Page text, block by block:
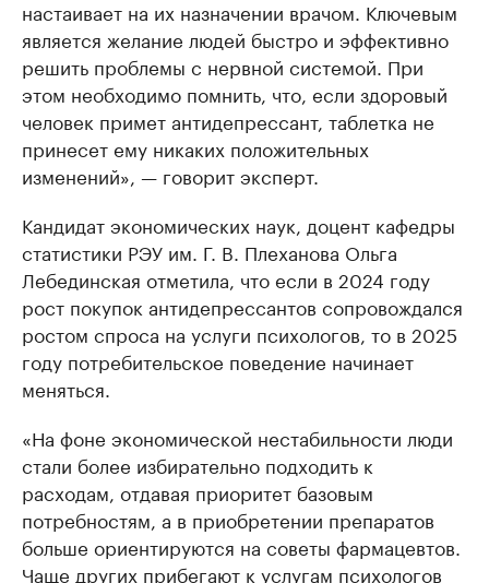
настаивает на их назначении врачом. Ключевым
является желание людей быстро и эффективно
решить проблемы с нервной системой. При
этом необходимо помнить, что, если здоровый
человек примет антидепрессант, таблетка не
принесет ему никаких положительных
изменений», — говорит эксперт.
Кандидат экономических наук, доцент кафедры
статистики РЭУ им. Г. В. Плеханова Ольга
Лебединская отметила, что если в 2024 году
рост покупок антидепрессантов сопровождался
ростом спроса на услуги психологов, то в 2025
году потребительское поведение начинает
меняться.
«На фоне экономической нестабильности люди
стали более избирательно подходить к
расходам, отдавая приоритет базовым
потребностям, а в приобретении препаратов
больше ориентируются на советы фармацевтов.
Чаще других прибегают к услугам психологов